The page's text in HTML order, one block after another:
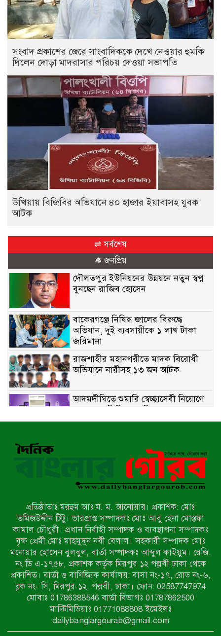
সংবাদ প্রকাশের জেরে সাংবাদিককে দেখে নেওয়ার হুমকি
দিলেন দোড়া মাদরাসার পরিচয় দেওয়া সভাপতি
উখিয়ায় বিজিবির অভিযানে ৪০ হাজার ইয়াবাসহ যুবক
আটক
⇌ সর্বশেষ
❅ জনপ্রিয়
দৌলতপুর ইউনিয়নের উন্নয়নে নতুন স্বপ্ন
বুনছেন রাজিব হোসেন
বাকেরগঞ্জে নিষিদ্ধ জালের বিরুদ্ধে
অভিযান, দুই ব্যবসায়ীকে ১ লাখ টাকা
জরিমানা
রাজশাহীর মহানগরীতে মাদক বিরোধী
অভিযানে নারীসহ ১৩ জন আটক
আদমদীঘিতে শুমারি স্বেচ্ছাসেবী নিয়োগে
যোগ্যতার ভিত্তিতে তালিকা প্রকাশ;
নির্বাচিতদের আ.লীগ ট্যাগে প্রচারণা
নেওয়ার হুমকি দিলেন দোড়া মাদরাসার
পরিচয় দেওয়া সভাপতি
উখিয়ায় বিজিবির অভিযানে ৪০ হাজার
ইয়াবাসহ যুবক আটক
পোরশায় ৭ মাসে ১৯ জনের অপমৃত্যু,
শীর্ষে আত্মহত্যা
হিন্দু বৌদ্ধ খ্রিস্টান কল্যাণ ফ্রন্টের
নীলফামারী কমিটি নিয়ে প্রশ্ন, প্রতিবাদে
সদস্য সচিব
দরিয়ানগরে প্যারাসেইলিং দুর্ঘটনায় পর্যটক
নিহত: হত্যা মামলার প্রধান আসামি ঢাকায়
র‌্যাবের জালে
প্রতিষ্ঠাতাঃ মরহুম আঃ ম. ম. আনোয়ার। প্রকাশক: মোঃ
তমিজউদ্দীন টিটু। ভারপ্রাপ্ত সম্পাদকঃ মোঃ আবু হেনা মোস্তফা
কামাল চৌধুরী। প্রধান নির্বাহী সম্পাদক ও ব্যবস্থাপনা সম্পাদকঃ
বৃক্ষ প্রেমী মোঃ মাহমুদুন নবী বেলাল। সহকারী সম্পাদক মোঃ
মনোয়ার হোসেন বুলবুল, বার্তা সম্পাদকঃ আব্দুল কাইয়ুম। রেজি.
নং ডি এ-১৭৫৮, প্রকাশক কর্তৃক মিরপুর ১২ পল্লবী ঢাকা থেকে
প্রকাশিত। বার্তা ও বাণিজ্যিক কার্যালয়: বাসা নং-১৭, রোড নং-৬,
ব্লক নং- সি, মিরপুর-১২, পল্লবী, ঢাকা। ফোন: 02587747974
মোবাঃ 01786388546 বার্তা বিভাগঃ 01787862500
মাল্টিমিডিয়াঃ 01771088808 ইমেইলঃ
dailybanglargourab@gmail.com